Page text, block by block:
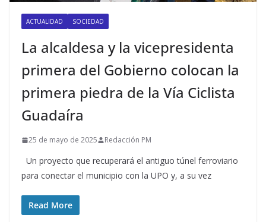
ACTUALIDAD SOCIEDAD
La alcaldesa y la vicepresidenta
primera del Gobierno colocan la
primera piedra de la Vía Ciclista
Guadaíra
25 de mayo de 2025 Redacción PM
Un proyecto que recuperará el antiguo túnel ferroviario
para conectar el municipio con la UPO y, a su vez
Read More